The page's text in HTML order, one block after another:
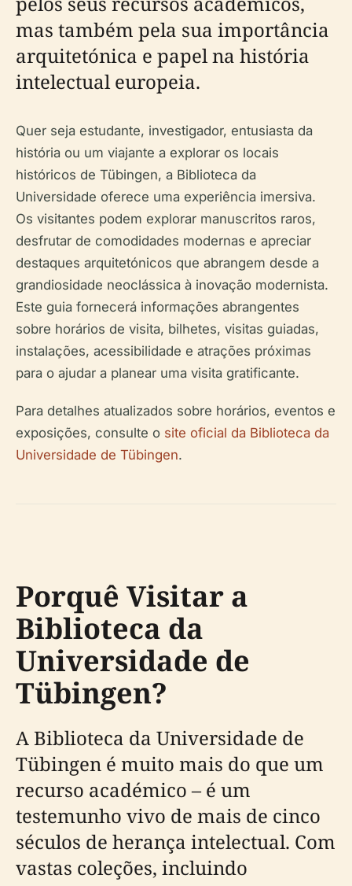
mas também pela sua importância
arquitetónica e papel na história
intelectual europeia.
Quer seja estudante, investigador, entusiasta da
história ou um viajante a explorar os locais
históricos de Tübingen, a Biblioteca da
Universidade oferece uma experiência imersiva.
Os visitantes podem explorar manuscritos raros,
desfrutar de comodidades modernas e apreciar
destaques arquitetónicos que abrangem desde a
grandiosidade neoclássica à inovação modernista.
Este guia fornecerá informações abrangentes
sobre horários de visita, bilhetes, visitas guiadas,
instalações, acessibilidade e atrações próximas
para o ajudar a planear uma visita gratificante.
Para detalhes atualizados sobre horários, eventos e
exposições, consulte o site oficial da Biblioteca da
Universidade de Tübingen.
Porquê Visitar a
Biblioteca da
Universidade de
Tübingen?
A Biblioteca da Universidade de
Tübingen é muito mais do que um
recurso académico – é um
testemunho vivo de mais de cinco
séculos de herança intelectual. Com
vastas coleções, incluindo